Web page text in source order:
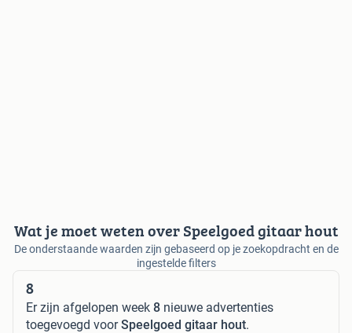
Wat je moet weten over Speelgoed gitaar hout
De onderstaande waarden zijn gebaseerd op je zoekopdracht en de
ingestelde filters
8
Er zijn afgelopen week 8 nieuwe advertenties
toegevoegd voorSpeelgoed gitaar hout.